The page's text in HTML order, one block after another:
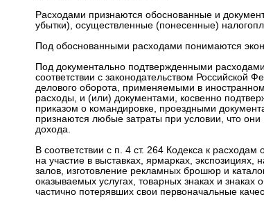
Расходами признаются обоснованные и
убытки), осуществленные (понесенные)
Под обоснованными расходами понимаются
Под документально подтвержденными
соответствии с законодательством
делового оборота, применяемыми в
расходы, и (или) документами, косвенно
приказом о командировке, проездными
признаются любые затраты при условии, что
дохода.
В соответствии с п. 4 ст. 264 Кодекса к
на участие в выставках, ярмарках,
залов, изготовление рекламных брошюр и
оказываемых услугах, товарных знаках и
частично потерявших свои первоначальные